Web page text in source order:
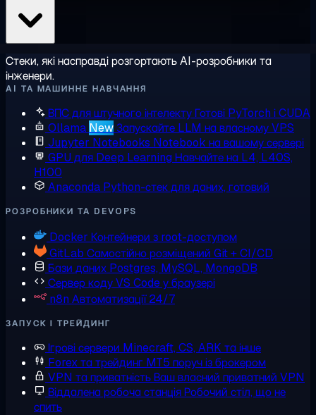
Стеки, які насправді розгортають AI-розробники та
інженери.
AI ТА МАШИННЕ НАВЧАННЯ
ВПС для штучного інтелектуГотові PyTorch і CUDA
Ollama NewЗапускайте LLM на власному VPS
Jupyter Notebooks Notebook на вашому сервері
GPU для Deep Learning Навчайте на L4, L40S,
H100
Anaconda Python-стек для даних, готовий
РОЗРОБНИКИ ТА DEVOPS
Docker Контейнери з root-доступом
GitLab Самостійно розміщений Git + CI/CD
Бази даних Postgres, MySQL, MongoDB
Сервер кодуVS Code у браузері
n8n Автоматизації 24/7
ЗАПУСК І ТРЕЙДИНГ
Ігрові сервери Minecraft, CS, ARK та інше
Forex та трейдинг MT5 поруч із брокером
VPN та приватністьВаш власний приватний VPN
Віддалена робоча станціяРобочий стіл, що не
спить